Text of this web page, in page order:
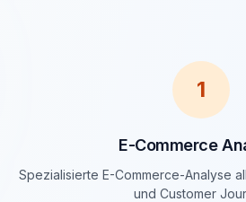
1
E-Commerce
Spezialisierte E-Commerce-Analyse
und Customer